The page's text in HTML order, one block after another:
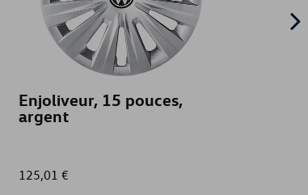
Enjoliveur, 15 pouces,
argent
125,01 €